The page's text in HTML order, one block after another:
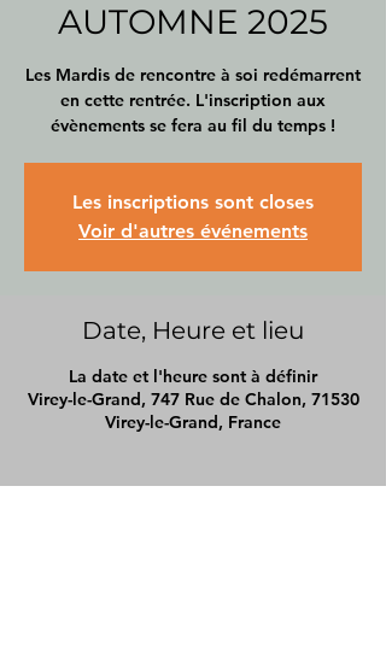
AUTOMNE 2025
Les Mardis de rencontre à soi redémarrent
en cette rentrée. L'inscription aux
évènements se fera au fil du temps !
Les inscriptions sont closes
Voir d'autres événements
Date, Heure et lieu
La date et l'heure sont à définir
Virey-le-Grand, 747 Rue de Chalon, 71530
Virey-le-Grand, France